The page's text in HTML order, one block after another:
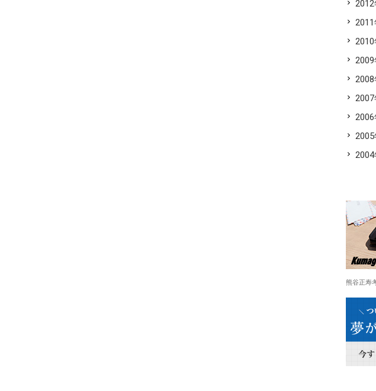
2012
2011
2010
2009
2008
2007
2006
2005
2004
熊谷正寿